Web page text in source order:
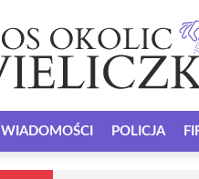
WIADOMOŚCI POLICJA